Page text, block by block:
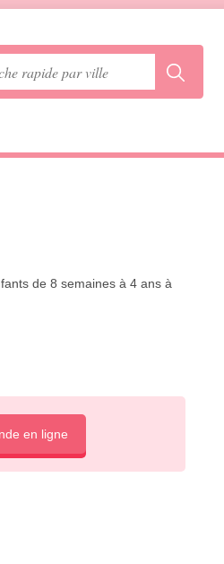
de 8 semaines à 4 ans à
en ligne